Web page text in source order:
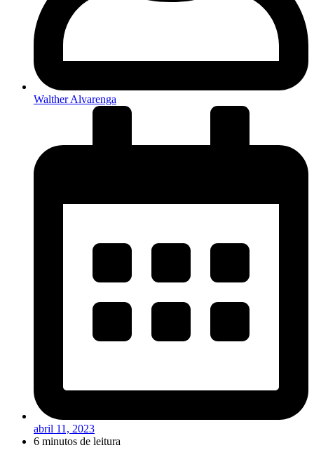
Walther Alvarenga
abril 11, 2023
6 minutos de leitura